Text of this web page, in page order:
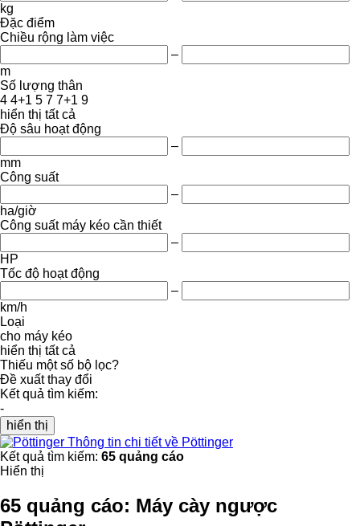
kg
Đặc điểm
Chiều rộng làm việc
–
m
Số lượng thân
4 4+1 5 7 7+1 9
hiển thị tất cả
Độ sâu hoạt động
–
mm
Công suất
–
ha/giờ
Công suất máy kéo cần thiết
–
HP
Tốc độ hoạt động
–
km/h
Loại
cho máy kéo
hiển thị tất cả
Thiếu một số bộ lọc?
Đề xuất thay đổi
Kết quả tìm kiếm:
-
hiển thị
Thông tin chi tiết về Pöttinger
Kết quả tìm kiếm: 65 quảng cáo
Hiển thị
65 quảng cáo: Máy cày ngược